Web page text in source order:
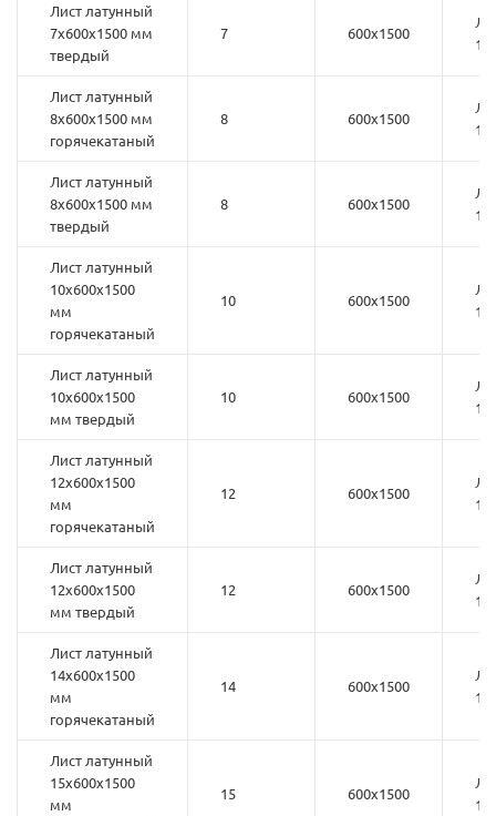
Лист латунный
7х600х1500 мм
твердый
7 600х1500
1
Лист латунный
8х600х1500 мм
горячекатаный
8 600х1500
1
Лист латунный
8х600х1500 мм
твердый
8 600х1500
1
Лист латунный
10х600х1500
мм
горячекатаный
10 600х1500
1
Лист латунный
10х600х1500
мм твердый
10 600х1500
1
Лист латунный
12х600х1500
мм
горячекатаный
12 600х1500
1
Лист латунный
12х600х1500
мм твердый
12 600х1500
1
Лист латунный
14х600х1500
мм
горячекатаный
14 600х1500
1
Лист латунный
15х600х1500
мм
15 600х1500
1